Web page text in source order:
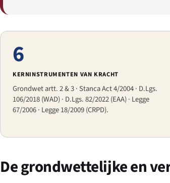
6
KERNINSTRUMENTEN VAN KRACHT
Grondwet artt. 2 & 3 · Stanca Act 4/2004 · D.Lgs.
106/2018 (WAD) · D.Lgs. 82/2022 (EAA) · Legge
67/2006 · Legge 18/2009 (CRPD).
De grondwettelijke en